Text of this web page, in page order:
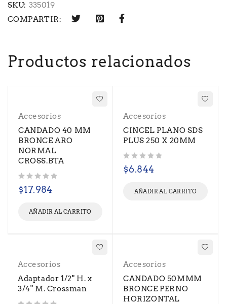
SKU: 335019
COMPARTIR:
Productos relacionados
Accesorios
CANDADO 40 MM
BRONCE ARO
NORMAL
CROSS.BTA
$17.984
AÑADIR AL CARRITO
Accesorios
CINCEL PLANO SDS
PLUS 250 X 20MM
$6.844
AÑADIR AL CARRITO
Accesorios
Adaptador 1/2" H. x
3/4" M. Crossman
Accesorios
CANDADO 50MMM
BRONCE PERNO
HORIZONTAL